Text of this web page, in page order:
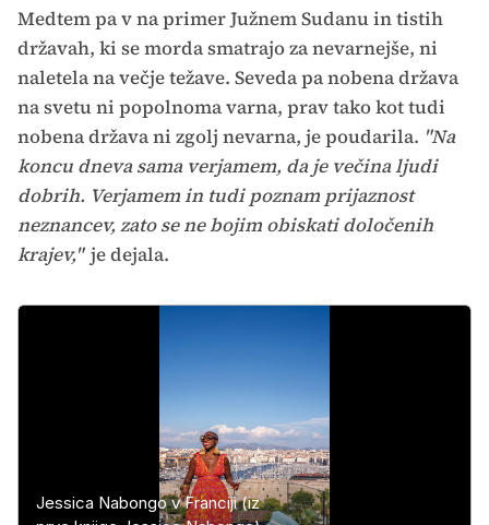
Medtem pa v na primer Južnem Sudanu in tistih
državah, ki se morda smatrajo za nevarnejše, ni
naletela na večje težave. Seveda pa nobena država
na svetu ni popolnoma varna, prav tako kot tudi
nobena država ni zgolj nevarna, je poudarila. "Na
koncu dneva sama verjamem, da je večina ljudi
dobrih. Verjamem in tudi poznam prijaznost
neznancev, zato se ne bojim obiskati določenih
krajev," je dejala.
Jessica Nabongo v Franciji (iz
Jessica Nabongo v Italiji (iz prve
Jessica Nabongo na Finskem (iz
Jessica Nabongo na Kubi (iz prve
Jessica Nabongo, ZDA (iz prve
Jessica Nabongo na Japonskem